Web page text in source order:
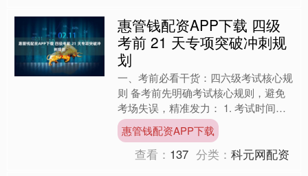
惠管钱配资APP下载 四级
考前 21 天专项突破冲刺规
划
一、考前必看干货：四六级考试核心规
则 备考前先明确考试核心规则，避免
考场失误，精准发力： 1. 考试时间规
则：四级考试固定为上午 9:00-11:20；
考生需提....
惠管钱配资APP下载
查看： 137 分类：科元网配资